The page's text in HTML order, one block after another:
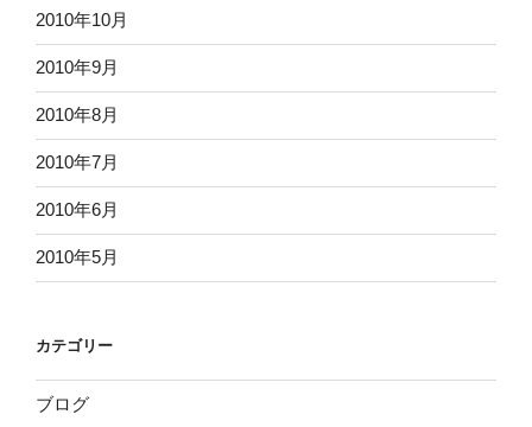
2010年10月
2010年9月
2010年8月
2010年7月
2010年6月
2010年5月
カテゴリー
ブログ